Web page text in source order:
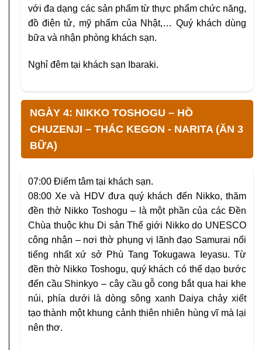
với đa dạng các sản phẩm từ thực phẩm chức năng,
đồ điện tử, mỹ phẩm của Nhật,… Quý khách dùng
bữa và nhận phòng khách sạn.
Nghỉ đêm tại khách sạn Ibaraki.
NGÀY 4: NIKKO TOSHOGU – HỒ
CHUZENJI – THÁC KEGON - NARITA (ĂN 3
BỮA)
07:00 Điểm tâm tại khách sạn.
08:00 Xe và HDV đưa quý khách đến Nikko, thăm
đền thờ Nikko Toshogu – là một phần của các Đền
Chùa thuộc khu Di sản Thế giới Nikko do UNESCO
công nhận – nơi thờ phụng vị lãnh đạo Samurai nổi
tiếng nhất xứ sở Phù Tang Tokugawa Ieyasu. Từ
đền thờ Nikko Toshogu, quý khách có thể dạo bước
đến cầu Shinkyo– cây cầu gỗ cong bắt qua hai khe
núi, phía dưới là dòng sông xanh Daiya chảy xiết
tạo thành một khung cảnh thiên nhiên hùng vĩ mà lại
nên thơ.